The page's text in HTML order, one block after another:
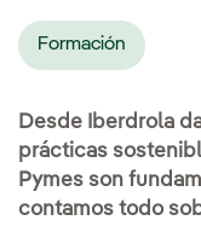
Formación
Desde Iberdrola
prácticas
Pymes son
contamos todo